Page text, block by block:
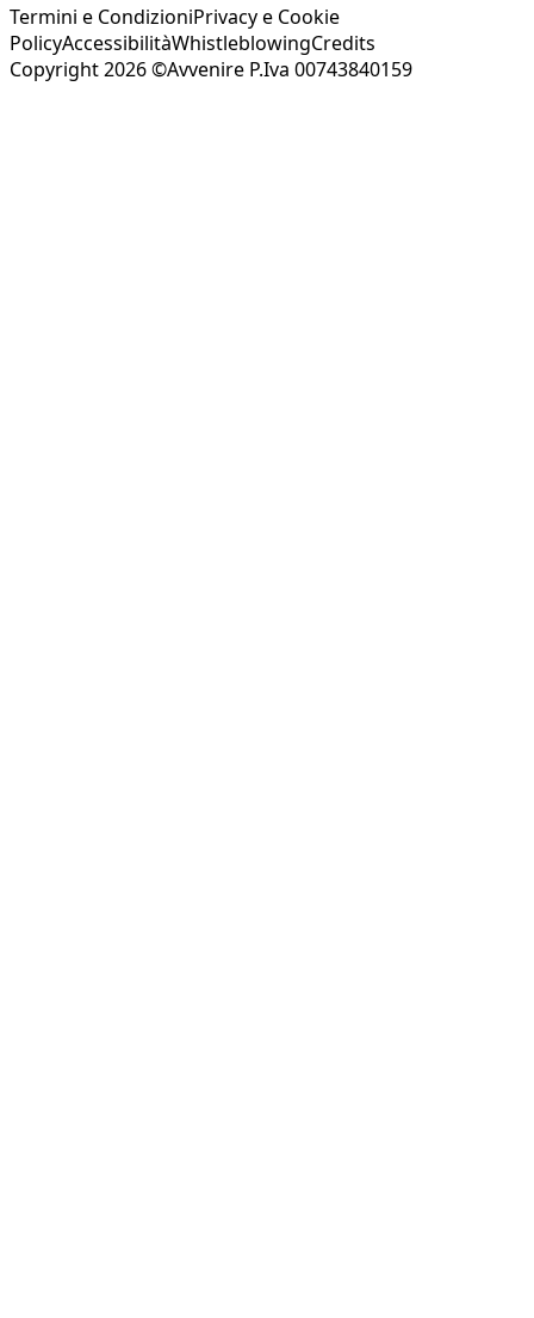
Termini e CondizioniPrivacy e Cookie
PolicyAccessibilitàWhistleblowingCredits
Copyright 2026 ©Avvenire P.Iva 00743840159